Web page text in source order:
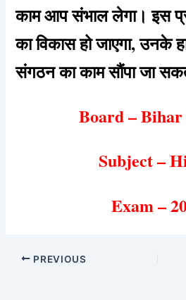
काम आप संभाल लेगा। इस
का विकास हो जाएगा, उनके
संगठन का काम सौंपा जा
Board –
Subject –
Exam –
PREVIOUS